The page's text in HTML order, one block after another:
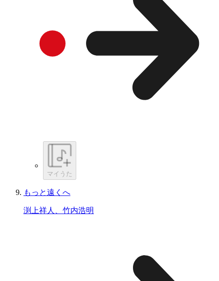
マイうた
もっと遠くへ
渕上祥人、竹内浩明